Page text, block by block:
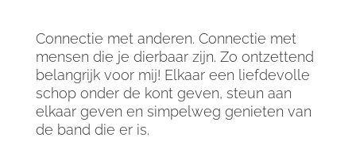
Connectie met anderen. Connectie met
mensen die je dierbaar zijn. Zo ontzettend
belangrijk voor mij! Elkaar een liefdevolle
schop onder de kont geven, steun aan
elkaar geven en simpelweg genieten van
de band die er is.